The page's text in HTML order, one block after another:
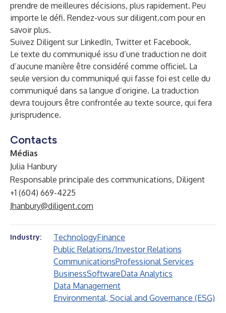
prendre de meilleures décisions, plus rapidement. Peu
importe le défi. Rendez-vous surdiligent.com pour en
savoir plus.
Suivez Diligent sur LinkedIn, Twitteret Facebook.
Le texte du communiqué issu d’une traduction ne doit
d’aucune manière être considéré comme officiel. La
seule version du communiqué qui fasse foi est celle du
communiqué dans sa langue d’origine. La traduction
devra toujours être confrontée au texte source, qui fera
jurisprudence.
Contacts
Médias
Julia Hanbury
Responsable principale des communications, Diligent
+1 (604) 669-4225
Jhanbury@diligent.com
Industry: TechnologyFinance
Public Relations/Investor Relations
CommunicationsProfessional Services
BusinessSoftwareData Analytics
Data Management
Environmental, Social and Governance (ESG)